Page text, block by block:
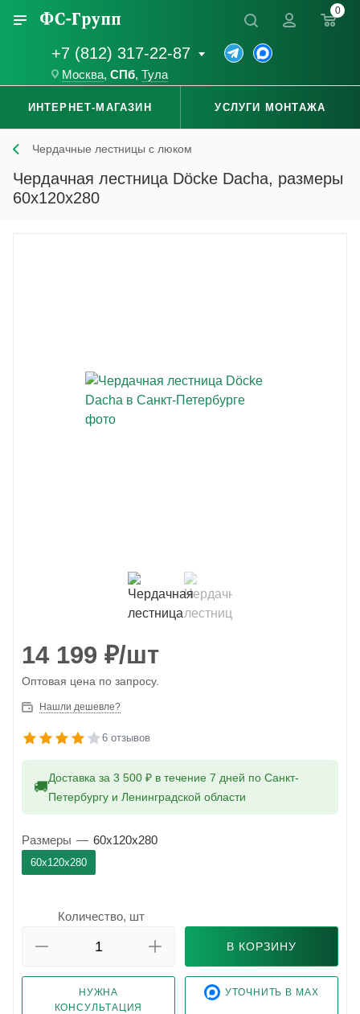
+7 (812) 317-22-87
Москва, СПб, Тула
0
ИНТЕРНЕТ-МАГАЗИН УСЛУГИ МОНТАЖА
Чердачные лестницы с люком
Чердачная лестница Döcke Dacha, размеры
60x120x280
14 199 ₽/шт
Оптовая цена по запросу.
Нашли дешевле?
6 отзывов
🚚
Доставка за 3 500 ₽ в течение 7 дней по Санкт-
Петербургу и Ленинградской области
Размеры — 60x120x280
60x120x280
Количество, шт
В КОРЗИНУ
НУЖНА
КОНСУЛЬТАЦИЯ
УТОЧНИТЬ В MAX